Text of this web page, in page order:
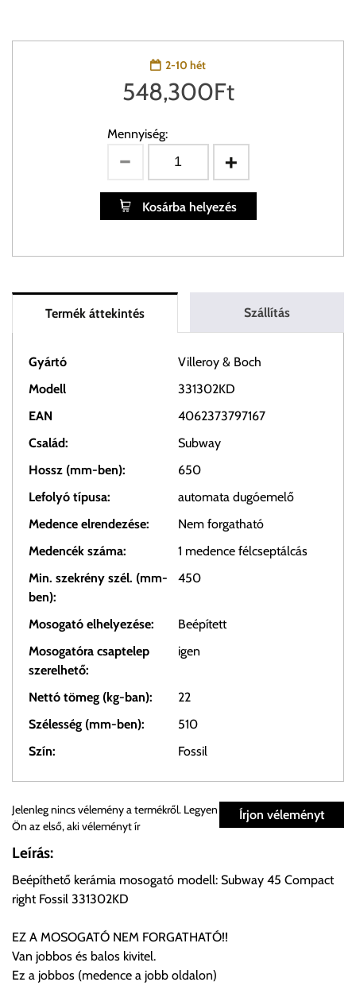
2-10 hét
548,300Ft
Mennyiség:
Kosárba helyezés
Termék áttekintés Szállítás
Gyártó
Villeroy & Boch
Modell
331302KD
EAN
4062373797167
Család:
Subway
Hossz (mm-ben):
650
Lefolyó típusa:
automata dugóemelő
Medence elrendezése:
Nem forgatható
Medencék száma:
1 medence félcseptálcás
Min. szekrény szél. (mm-
ben):
450
Mosogató elhelyezése:
Beépített
Mosogatóra csaptelep
szerelhető:
igen
Nettó tömeg (kg-ban):
22
Szélesség (mm-ben):
510
Szín:
Fossil
Személyes átvétel:
Önnek lehetősége van rendelését a beérkezést követően
előre egyeztetett időpontban.
Szállítási díjak:
Írjon véleményt
Jelenleg nincs vélemény a termékről. Legyen
Ön az első, aki véleményt ír
Leírás:
Beépíthető kerámia mosogató modell: Subway 45 Compact
right Fossil 331302KD
EZ A MOSOGATÓ NEM FORGATHATÓ!!
Van jobbos és balos kivitel.
Ez a jobbos (medence a jobb oldalon)